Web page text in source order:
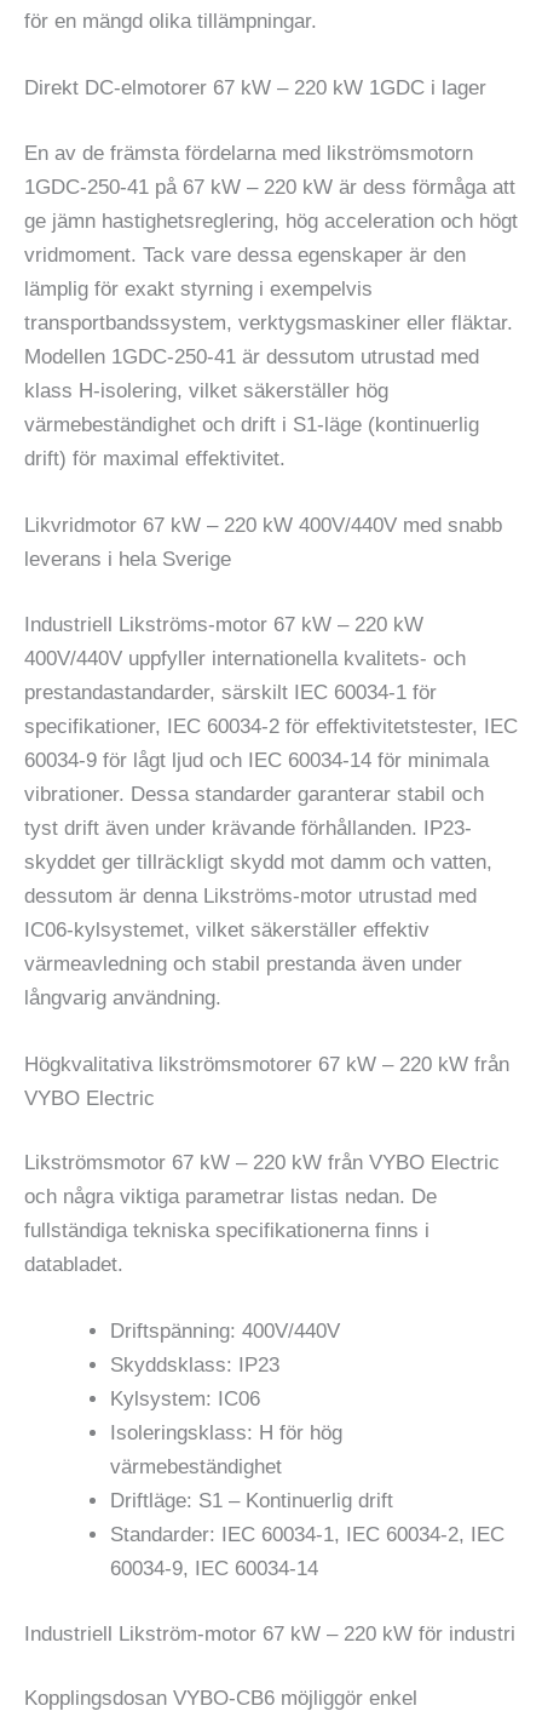
för en mängd olika tillämpningar.
Direkt DC-elmotorer 67 kW – 220 kW 1GDC i lager
En av de främsta fördelarna med likströmsmotorn
1GDC-250-41 på 67 kW – 220 kW är dess förmåga att
ge jämn hastighetsreglering, hög acceleration och högt
vridmoment. Tack vare dessa egenskaper är den
lämplig för exakt styrning i exempelvis
transportbandssystem, verktygsmaskiner eller fläktar.
Modellen 1GDC-250-41 är dessutom utrustad med
klass H-isolering, vilket säkerställer hög
värmebeständighet och drift i S1-läge (kontinuerlig
drift) för maximal effektivitet.
Likvridmotor 67 kW – 220 kW 400V/440V med snabb
leverans i hela Sverige
Industriell Likströms-motor 67 kW – 220 kW
400V/440V uppfyller internationella kvalitets- och
prestandastandarder, särskilt IEC 60034-1 för
specifikationer, IEC 60034-2 för effektivitetstester, IEC
60034-9 för lågt ljud och IEC 60034-14 för minimala
vibrationer. Dessa standarder garanterar stabil och
tyst drift även under krävande förhållanden. IP23-
skyddet ger tillräckligt skydd mot damm och vatten,
dessutom är denna Likströms-motor utrustad med
IC06-kylsystemet, vilket säkerställer effektiv
värmeavledning och stabil prestanda även under
långvarig användning.
Högkvalitativa likströmsmotorer 67 kW – 220 kW från
VYBO Electric
Likströmsmotor 67 kW – 220 kW från VYBO Electric
och några viktiga parametrar listas nedan. De
fullständiga tekniska specifikationerna finns i
databladet.
Driftspänning: 400V/440V
Skyddsklass: IP23
Kylsystem: IC06
Isoleringsklass: H för hög
värmebeständighet
Driftläge: S1 – Kontinuerlig drift
Standarder: IEC 60034-1, IEC 60034-2, IEC
60034-9, IEC 60034-14
Industriell Likström-motor 67 kW – 220 kW för industri
Kopplingsdosan VYBO-CB6 möjliggör enkel